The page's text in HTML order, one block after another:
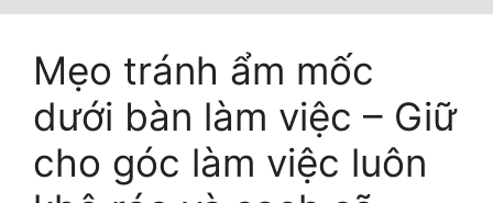
Mẹo tránh ẩm mốc
dưới bàn làm việc – Giữ
cho góc làm việc luôn